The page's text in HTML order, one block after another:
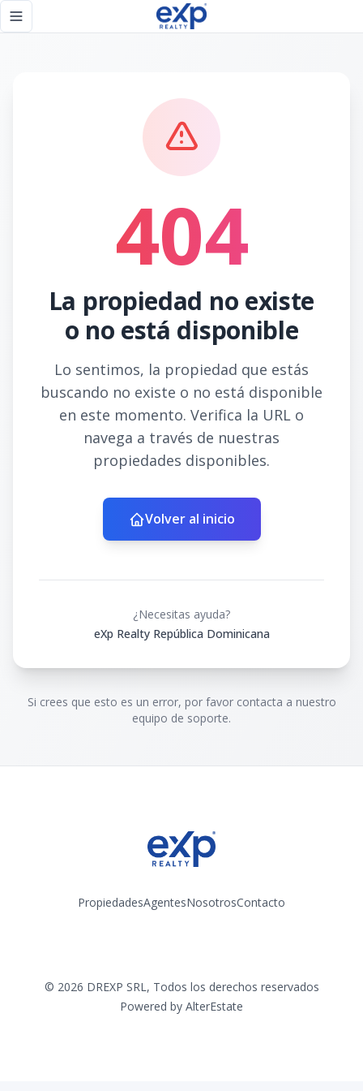
Toggle navigation menu
404
La propiedad no existe
o no está disponible
Lo sentimos, la propiedad que estás
buscando no existe o no está disponible
en este momento. Verifica la URL o
navega a través de nuestras
propiedades disponibles.
Volver al inicio
¿Necesitas ayuda?
eXp Realty República Dominicana
Si crees que esto es un error, por favor contacta a nuestro
equipo de soporte.
PropiedadesAgentesNosotrosContacto
© 2026 DREXP SRL, Todos los derechos reservados
Powered by AlterEstate
Página no encontrada - eXp Realty República Dominicana